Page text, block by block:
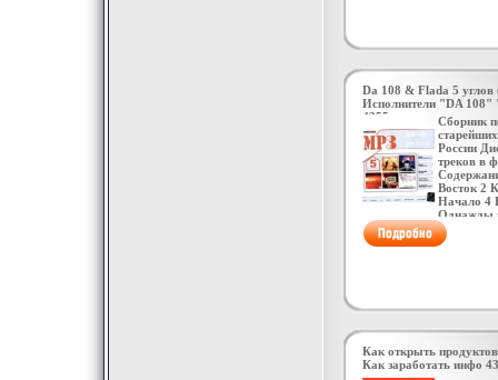
Da 108 & Flada 5 углов
Исполнители "DA
4355v.
Сборник
России
треков в
Восток 2
Начало 4
Однажды
"Flada".
Как открыть
Как заработать инфо